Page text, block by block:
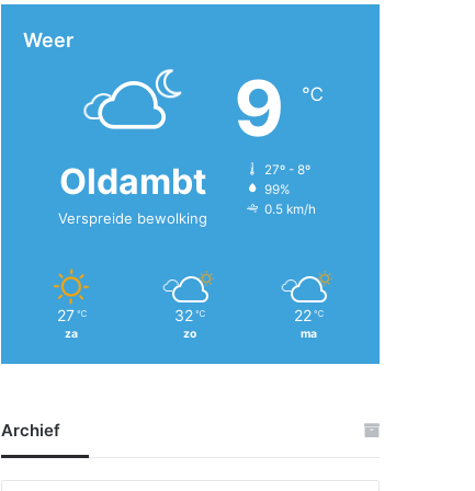
Weer
Oldambt
Verspreide bewolking
9 ℃
27º - 8º
99%
0.5 km/h
27 ℃
za
32 ℃
zo
22 ℃
ma
Archief